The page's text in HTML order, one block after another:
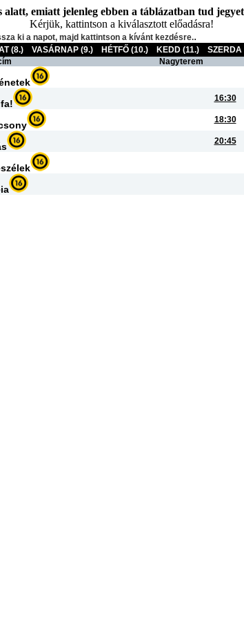
emiatt jelenleg ebben a táblázatban tud
Kérjük, kattintson a kiválasztott előadásra!
ki a napot, majd kattintson a kívánt kezdésre..
(8.) VASÁRNAP (9.) HÉTFŐ (10.) KEDD (11.)
SZERDA
Nagyterem
16:30
18:30
20:45